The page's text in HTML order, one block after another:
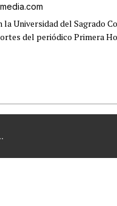
la Universidad del Sagrado
del periódico Primera